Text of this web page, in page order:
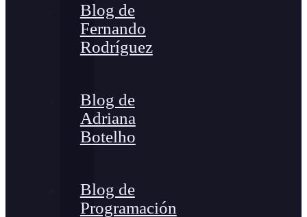
Blog de
Fernando
Rodríguez
Blog de
Adriana
Botelho
Blog de
Programación